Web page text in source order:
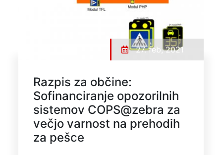
27. feb, 2021
Razpis za občine:
Sofinanciranje opozorilnih
sistemov COPS@zebra za
večjo varnost na prehodih
za pešce